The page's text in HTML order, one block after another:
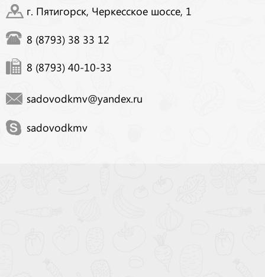
г. Пятигорск, Черкесское шоссе, 1
8 (8793) 38 33 12
8 (8793) 40-10-33
sadovodkmv@yandex.ru
sadovodkmv